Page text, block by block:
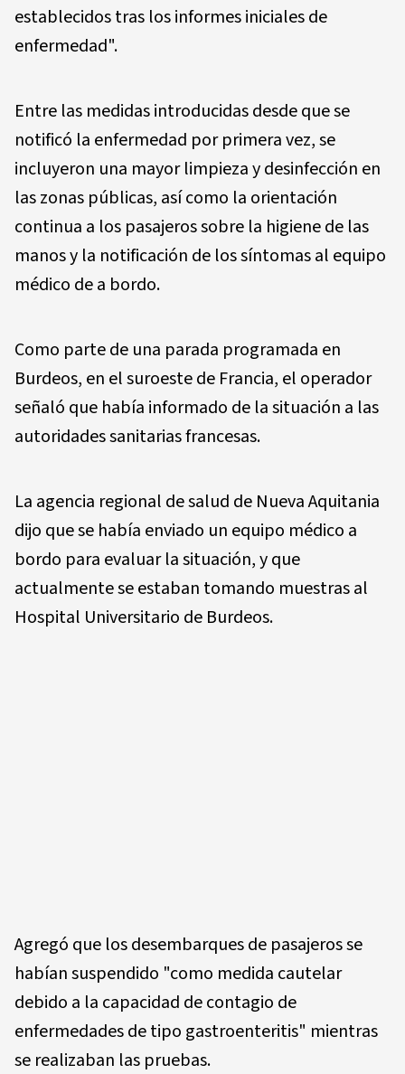
establecidos tras los informes iniciales de
enfermedad".
Entre las medidas introducidas desde que se
notificó la enfermedad por primera vez, se
incluyeron una mayor limpieza y desinfección en
las zonas públicas, así como la orientación
continua a los pasajeros sobre la higiene de las
manos y la notificación de los síntomas al equipo
médico de a bordo.
Como parte de una parada programada en
Burdeos, en el suroeste de Francia, el operador
señaló que había informado de la situación a las
autoridades sanitarias francesas.
La agencia regional de salud de Nueva Aquitania
dijo que se había enviado un equipo médico a
bordo para evaluar la situación, y que
actualmente se estaban tomando muestras al
Hospital Universitario de Burdeos.
Agregó que los desembarques de pasajeros se
habían suspendido "como medida cautelar
debido a la capacidad de contagio de
enfermedades de tipo gastroenteritis" mientras
se realizaban las pruebas.